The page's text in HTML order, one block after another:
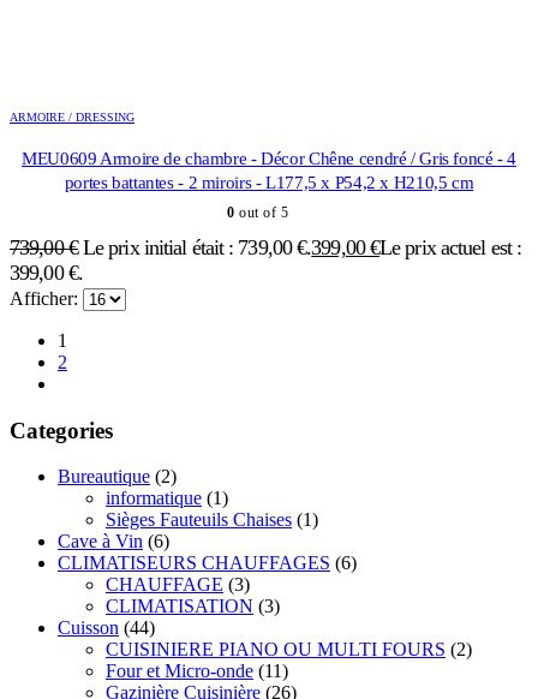
ARMOIRE / DRESSING
MEU0609 Armoire de chambre - Décor Chêne cendré / Gris foncé - 4
portes battantes - 2 miroirs - L177,5 x P54,2 x H210,5 cm
0 out of 5
739,00€ Le prix initial était : 739,00 €.399,00€Le prix actuel est :
399,00 €.
Afficher:
1
2
Categories
Bureautique (2)
informatique (1)
Sièges Fauteuils Chaises (1)
Cave à Vin (6)
CLIMATISEURS CHAUFFAGES (6)
CHAUFFAGE (3)
CLIMATISATION (3)
Cuisson (44)
CUISINIERE PIANO OU MULTI FOURS (2)
Four et Micro-onde (11)
Gazinière Cuisinière (26)